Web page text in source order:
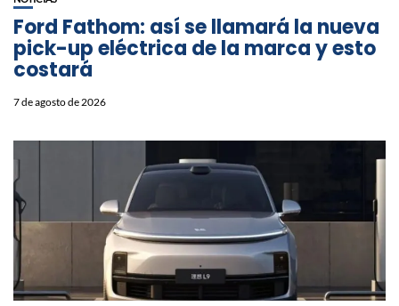
Ford Fathom: así se llamará la nueva
pick-up eléctrica de la marca y esto
costará
7 de agosto de 2026